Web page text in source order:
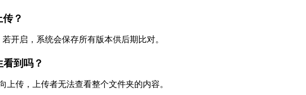
？
开启，系统会保存所有版本供后期比对。
到吗？
上传，上传者无法查看整个文件夹的内容。